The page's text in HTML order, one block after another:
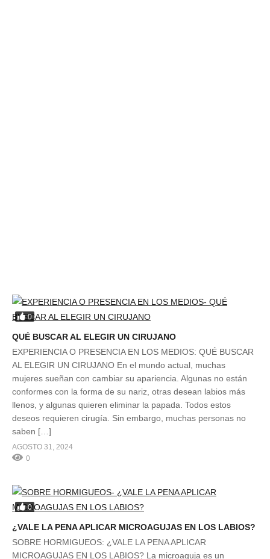
0
QUÉ BUSCAR AL ELEGIR UN CIRUJANO
EXPERIENCIA O PRESENCIA EN LOS MEDIOS: QUÉ BUSCAR
AL ELEGIR UN CIRUJANO En el mundo actual, muchas
mujeres sueñan con cambiar su apariencia. Algunas no están
conformes con la forma de su nariz, otras desean labios más
llenos, y algunas quieren eliminar la papada. Todos estos
deseos requieren cirugía. Sin embargo, muchas personas no
saben […]
AGOSTO 31, 2024
0
0
¿VALE LA PENA APLICAR MICROAGUJAS EN LOS LABIOS?
SOBRE HORMIGUEOS: ¿VALE LA PENA APLICAR
MICROAGUJAS EN LOS LABIOS? La microaguja es un